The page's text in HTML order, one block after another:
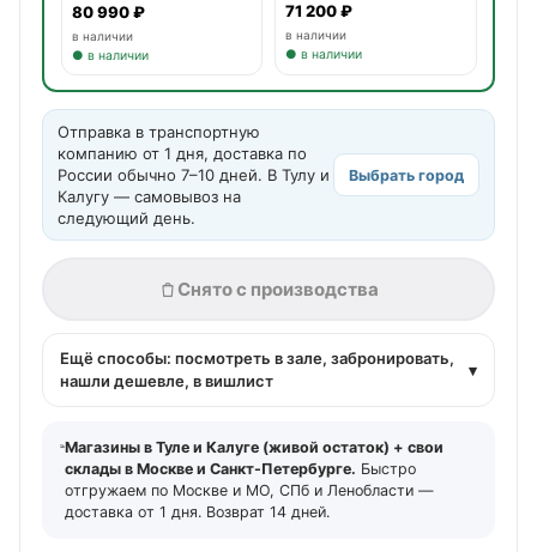
80 990 ₽
в наличии
● в наличии
71 200 ₽
в наличии
● в наличии
Отправка в транспортную
компанию от 1 дня, доставка по
России обычно 7–10 дней. В Тулу и
Калугу — самовывоз на
следующий день.
Выбрать город
Снято с производства
Ещё способы: посмотреть в зале, забронировать,
нашли дешевле, в вишлист
▾
Магазины в Туле и Калуге (живой остаток) + свои
склады в Москве и Санкт-Петербурге. Быстро
отгружаем по Москве и МО, СПб и Ленобласти —
доставка от 1 дня. Возврат 14 дней.